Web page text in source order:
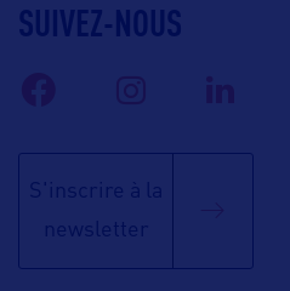
SUIVEZ-NOUS
S'inscrire à la
newsletter